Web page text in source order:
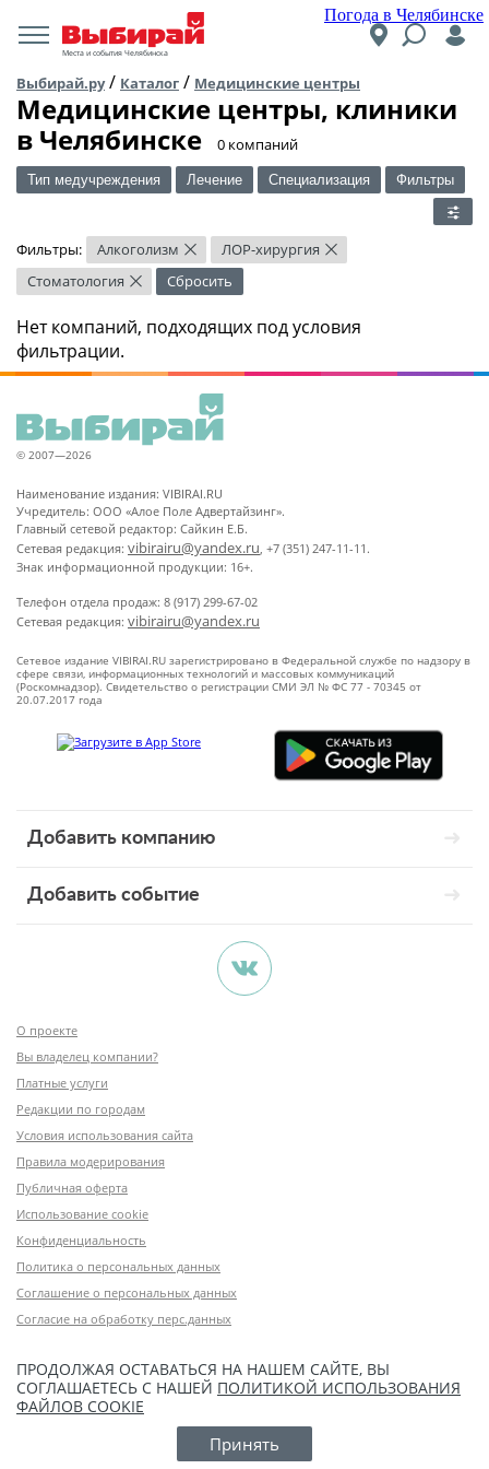
Погода в Челябинске
Места и события Челябинска
Выбирай.ру/ Каталог / Медицинские центры
Медицинские центры, клиники
в Челябинске
​0 компаний
Тип медучреждения Лечение Специализация Фильтры
Фильтры: Алкоголизм × ЛОР-хирургия ×
Стоматология × Сбросить
Нет компаний, подходящих под условия
фильтрации.
© 2007—2026
Наименование издания: VIBIRAI.RU
Учредитель: ООО «Алое Поле Адвертайзинг».
Главный сетевой редактор: Сайкин Е.Б.
Сетевая редакция: vibirairu@yandex.ru, +7 (351) 247-11-11.
Знак информационной продукции: 16+.
Телефон отдела продаж: 8 (917) 299-67-02
Сетевая редакция: vibirairu@yandex.ru
Сетевое издание VIBIRAI.RU зарегистрировано в Федеральной службе по надзору в
сфере связи, информационных технологий и массовых коммуникаций
(Роскомнадзор). Свидетельство о регистрации СМИ ЭЛ № ФС 77 - 70345 от
20.07.2017 года
Добавить компанию
Добавить событие
О проекте
Вы владелец компании?
Платные услуги
Редакции по городам
Условия использования сайта
Правила модерирования
Публичная оферта
Использование cookie
Конфиденциальность
Политика о персональных данных
Соглашение о персональных данных
Согласие на обработку перс.данных
ПРОДОЛЖАЯ ОСТАВАТЬСЯ НА НАШЕМ САЙТЕ, ВЫ
СОГЛАШАЕТЕСЬ С НАШЕЙ ПОЛИТИКОЙ ИСПОЛЬЗОВАНИЯ
ФАЙЛОВ COOKIE
Принять